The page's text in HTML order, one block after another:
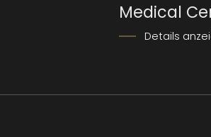
Medical
Details